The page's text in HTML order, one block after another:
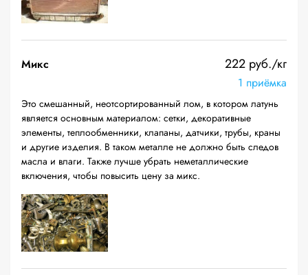
Микс 222 руб./кг
1 приёмка
Это смешанный, неотсортированный лом, в котором латунь
является основным материалом: сетки, декоративные
элементы, теплообменники, клапаны, датчики, трубы, краны
и другие изделия. В таком металле не должно быть следов
масла и влаги. Также лучше убрать неметаллические
включения, чтобы повысить цену за микс.